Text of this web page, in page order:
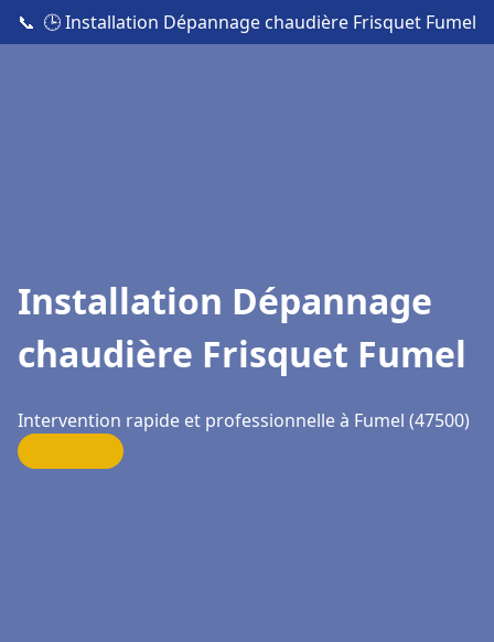
📞 🕒 Installation Dépannage chaudière Frisquet Fumel
Installation Dépannage
chaudière Frisquet Fumel
Intervention rapide et professionnelle à Fumel (47500)